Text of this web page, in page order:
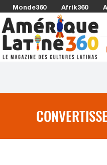
Monde360 Afrik360